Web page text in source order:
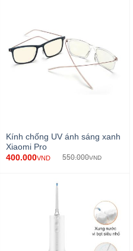
Kính chống UV ánh sáng xanh
Xiaomi Pro
400.000VND 550.000VND